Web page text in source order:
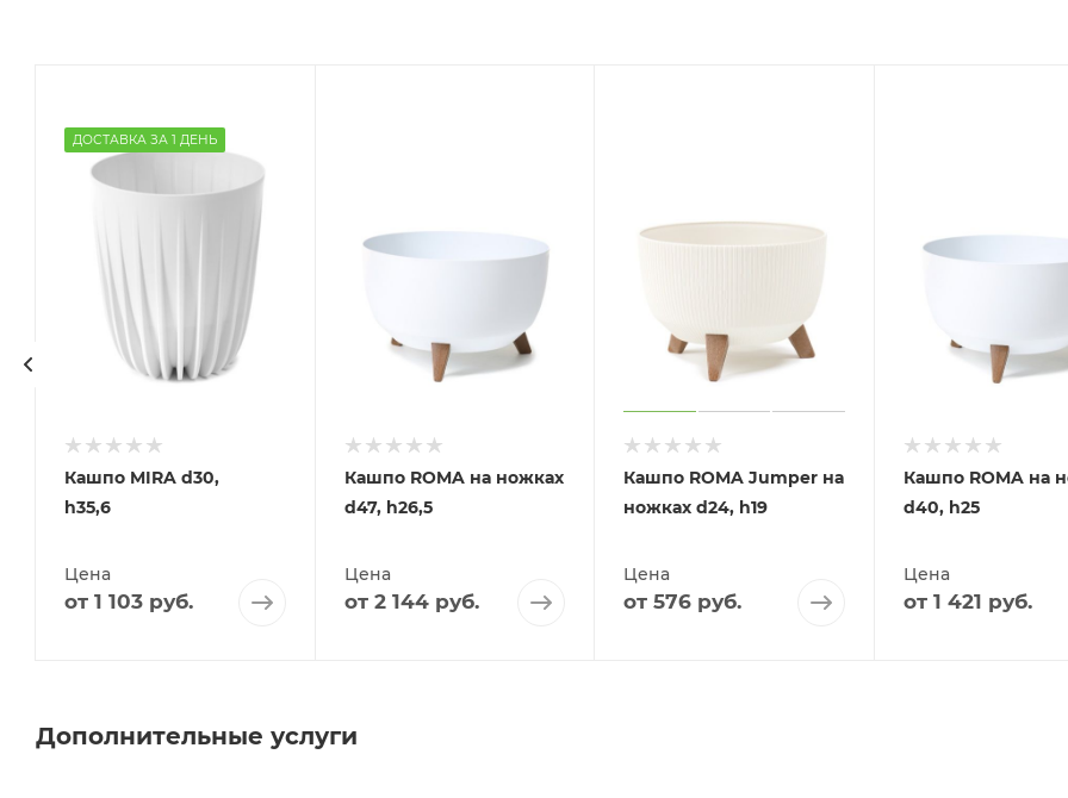
ДОСТАВКА ЗА 1 ДЕНЬ
Кашпо MIRA d30,
h35,6
Цена
от 1 103 руб.
Кашпо ROMA на ножках
d47, h26,5
Цена
от 2 144 руб.
Кашпо ROMA Jumper на
ножках d24, h19
Цена
от 576 руб.
Кашпо ROMA на
d40, h25
Цена
от 1 421 руб.
Дополнительные услуги